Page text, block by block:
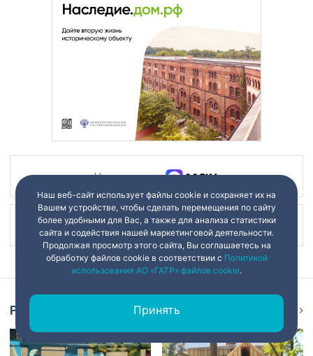
Наш канал в
Наш канал в
Репортаж
Наш веб-сайт использует файлы cookie и сохраняет их на
Вашем устройстве, чтобы сделать перемещения по сайту
более удобными для Вас, а также для анализа статистики
сайта и содействия нашей маркетинговой деятельности.
Продолжая просмотр этого сайта, Вы соглашаетесь на
обработку файлов cookie в соответствии с Политикой
использования АО «ГАТР» файлов cookie.
Принять